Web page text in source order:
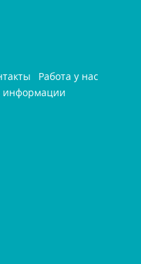
Работа у нас
информации